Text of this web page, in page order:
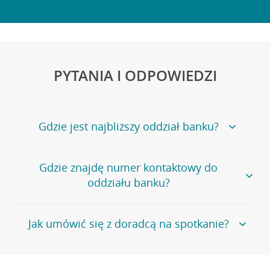
PYTANIA I ODPOWIEDZI
Gdzie jest najbliższy oddział banku?
Jeśli szukasz oddziału naszego banku, zapraszamy na
stronęPlacówki i bankomaty, na której znajduje się
wygodna wyszukiwarka.
oddziałów
Gdzie znajdę numer kontaktowy do
oddziału banku?
Bank Credit Agricole nie udostępnia ogólnego numeru
telefonu do placówki bankowej.
Jak umówić się z doradcą na spotkanie?